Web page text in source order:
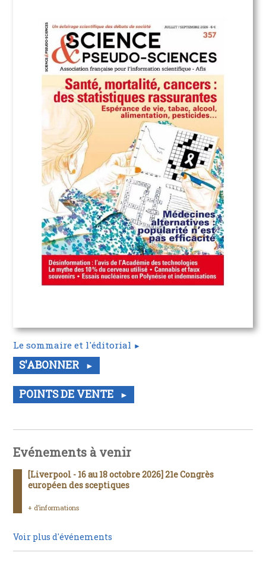
Le sommaire et l'éditorial
S'ABONNER
POINTS DE VENTE
Evénements à venir
[Liverpool - 16 au 18 octobre 2026] 21e Congrès
européen des sceptiques
+ d’informations
Voir plus d'événements